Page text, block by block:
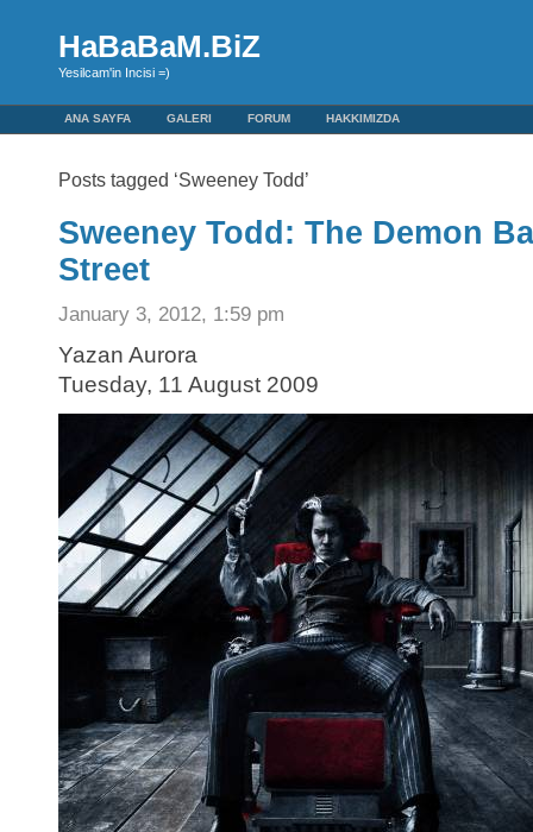
HaBaBaM.BiZ
Yesilcam'in Incisi =)
ANA SAYFA GALERI FORUM HAKKIMIZDA
Posts tagged ‘Sweeney Todd’
Sweeney Todd: The Demon
Street
January 3, 2012, 1:59 pm
Yazan Aurora
Tuesday, 11 August 2009